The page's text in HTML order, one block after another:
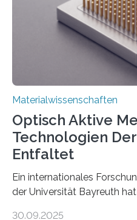
Materialwissenschaften
Optisch Aktive
Technologien
Entfaltet
Ein internationales
der Universität Bayreuth
30.09.2025